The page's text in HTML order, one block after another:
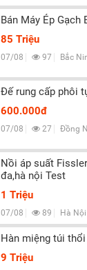
Bán Máy Ép Gạch
85 Triệu
07/08 97 Bắc
Đế rung cấp phôi
600.000đ
07/08 27 Đồng
Nồi áp suất
đa,hà nội Test
1 Triệu
07/08 89 Hà Nội
Hàn miệng túi
9 Triệu